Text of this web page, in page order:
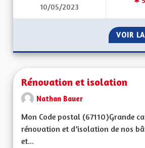
10/05/2023
VOIR
Rénovation et isolation
Nathan Bauer
Mon Code postal (67110)Grande
rénovation et d’isolation de nos
et...